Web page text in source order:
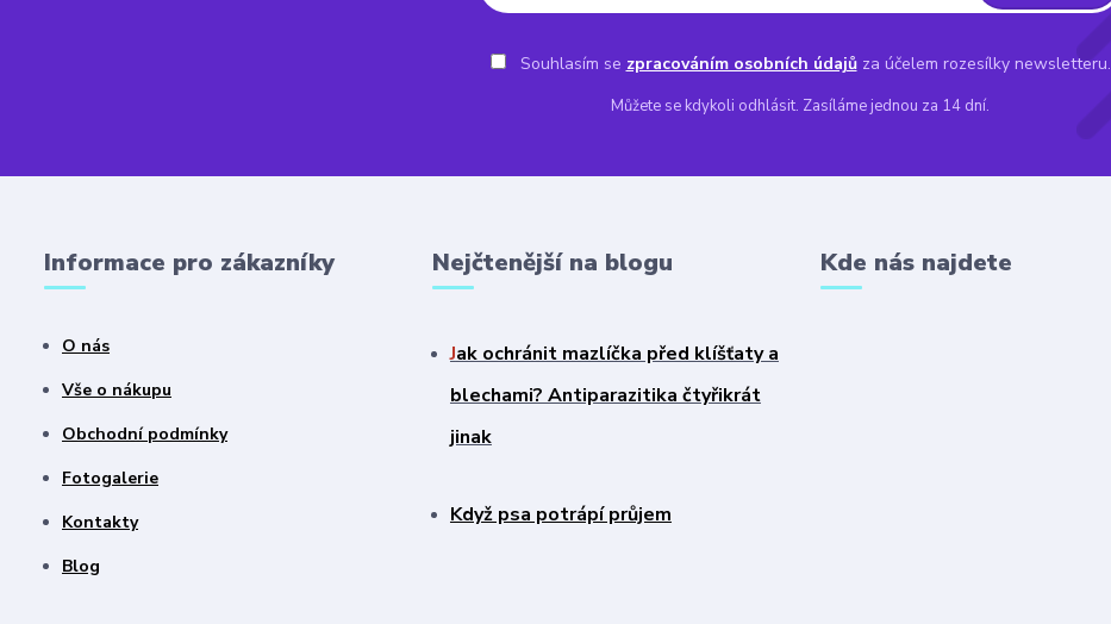
Souhlasím se zpracováním osobních údajůza účelem rozesílky newsletteru.
Můžete se kdykoli odhlásit. Zasíláme jednou za 14 dní.
Informace pro zákazníky
O nás
Vše o nákupu
Obchodní podmínky
Fotogalerie
Kontakty
Blog
Nejčtenější na blogu
Jak ochránit mazlíčka před klíšťaty a
blechami? Antiparazitika čtyřikrát
jinak
Když psa potrápí průjem
Kde nás najdete